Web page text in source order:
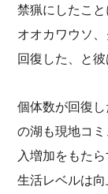
禁猟にしたこ
オオカワウソ
回復した、と彼
個体数が回復
の湖も現地コ
入増加をもた
生活レベルは